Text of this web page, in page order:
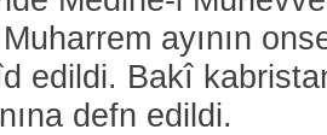
ayının
edildi. Bakî
defn edildi.